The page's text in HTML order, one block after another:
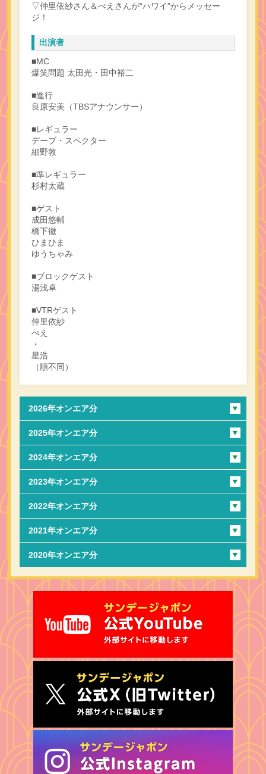
▽仲里依紗さん＆ぺえさんが“ハワイ”からメッセー
ジ！
出演者
■MC
爆笑問題 太田光・田中裕二
■進行
良原安美（TBSアナウンサー）
■レギュラー
デーブ・スペクター
細野敦
■準レギュラー
杉村太蔵
■ゲスト
成田悠輔
橋下徹
ひまひま
ゆうちゃみ
■ブロックゲスト
湯浅卓
■VTRゲスト
仲里依紗
ぺえ
・
星浩
（順不同）
2026年オンエア分
2025年オンエア分
2024年オンエア分
2023年オンエア分
2022年オンエア分
2021年オンエア分
2020年オンエア分